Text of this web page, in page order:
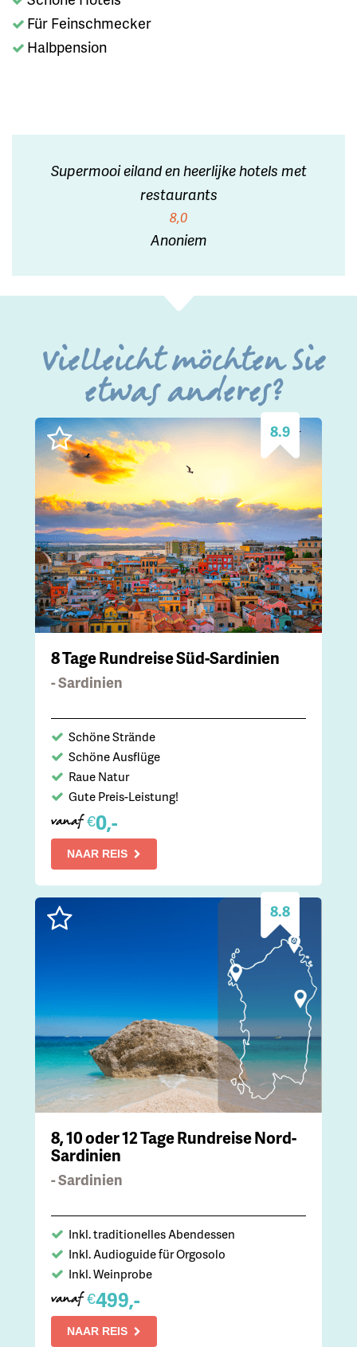
Für Feinschmecker
Halbpension
Supermooi eiland en heerlijke hotels met
restaurants
8,0
Anoniem
Vielleicht möchten Sie
etwas anderes?
8.9
8 Tage Rundreise Süd-Sardinien
- Sardinien
Schöne Strände
Schöne Ausflüge
Raue Natur
Gute Preis-Leistung!
vanaf €0,-
NAAR REIS
8.8
8, 10 oder 12 Tage Rundreise Nord-
Sardinien
- Sardinien
Inkl. traditionelles Abendessen
Inkl. Audioguide für Orgosolo
Inkl. Weinprobe
vanaf €499,-
NAAR REIS